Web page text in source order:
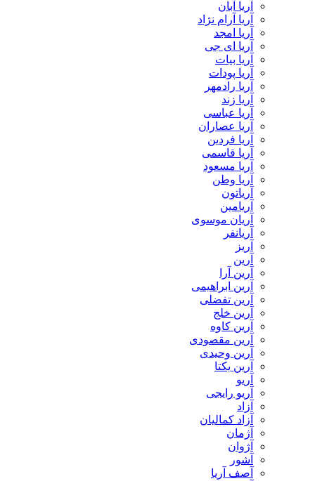
آریا آبان
آریا آرام نژاد
آریا امجد
آریا ای جی
آریا بیات
آریا پودات
آریا رادمهر
آریا زند
آریا عباسی
آریا عصاران
آریا فردین
آریا قاسمی
آریا مسعود
آریا وطن
آریاتون
آریامین
آریان موسوی
آریانفر
آریز
آرین
آرین آرا
آرین ابراهیمی
آرین تفضلی
آرین خلج
آرین کاوه
آرین مقصودی
آرین وحیدی
آرین یکتا
آریو
آریو رایجی
آزاد
آزاد کمالیان
آژمان
آژوان
آشور
آصف آریا